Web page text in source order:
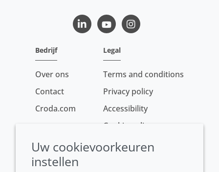
LinkedInYoutubeInstagram
Bedrijf
Over ons
Contact
Croda.com
Legal
Terms and conditions
Privacy policy
Accessibility
Cookie policy
Conditions of sale
Uw cookievoorkeuren
instellen